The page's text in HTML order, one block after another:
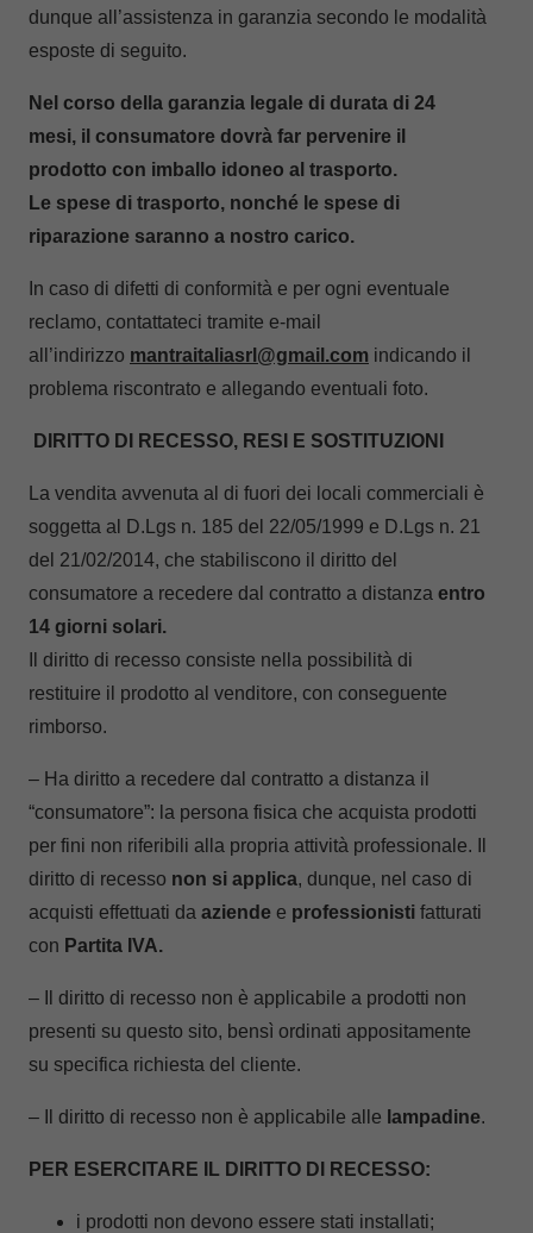
dunque all’assistenza in garanzia secondo le modalità
esposte di seguito.
Nel corso della garanzia legale di durata di 24
mesi, il consumatore dovrà far pervenire il
prodotto con imballo idoneo al trasporto.
Le spese di trasporto, nonché le spese di
riparazione saranno a nostro carico.
In caso di difetti di conformità e per ogni eventuale
reclamo, contattateci tramite e-mail
all’indirizzo mantraitaliasrl@gmail.com indicando il
problema riscontrato e allegando eventuali foto.
DIRITTO DI RECESSO, RESI E SOSTITUZIONI
La vendita avvenuta al di fuori dei locali commerciali è
soggetta al D.Lgs n. 185 del 22/05/1999 e D.Lgs n. 21
del 21/02/2014, che stabiliscono il diritto del
consumatore a recedere dal contratto a distanza entro
14 giorni solari.
Il diritto di recesso consiste nella possibilità di
restituire il prodotto al venditore, con conseguente
rimborso.
– Ha diritto a recedere dal contratto a distanza il
“consumatore”: la persona fisica che acquista prodotti
per fini non riferibili alla propria attività professionale. Il
diritto di recesso non si applica, dunque, nel caso di
acquisti effettuati da aziende e professionisti fatturati
con Partita IVA.
– Il diritto di recesso non è applicabile a prodotti non
presenti su questo sito, bensì ordinati appositamente
su specifica richiesta del cliente.
– Il diritto di recesso non è applicabile alle lampadine.
PER ESERCITARE IL DIRITTO DI RECESSO:
i prodotti non devono essere stati installati;